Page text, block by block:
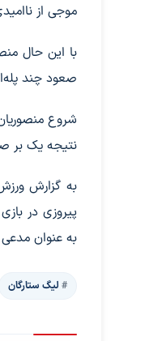
موجی از
با این حال
صعود چند
شروع
نتیجه یک بر
به گزارش
پیروزی در
به عنوان
لیگ ستارگان